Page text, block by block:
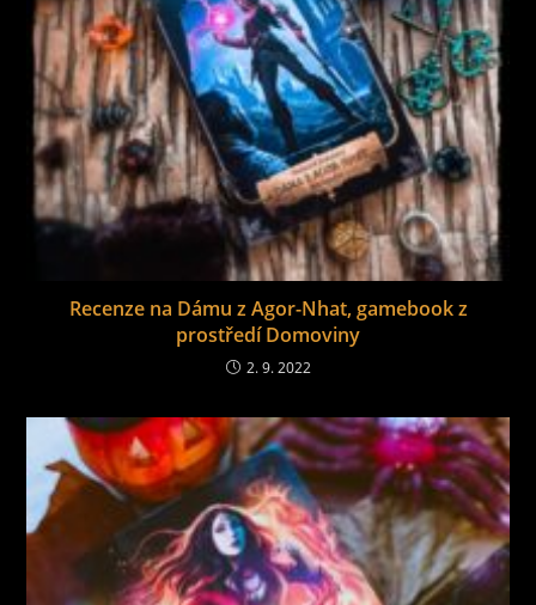
Recenze na Dámu z Agor-Nhat, gamebook z
prostředí Domoviny
2. 9. 2022